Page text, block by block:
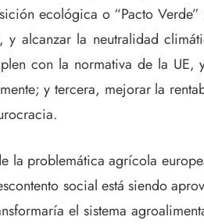
ecológica o “Pacto
alcanzar la neutralidad
con la normativa de la UE,
y tercera, mejorar la
la problemática agrícola
social está siendo
el sistema